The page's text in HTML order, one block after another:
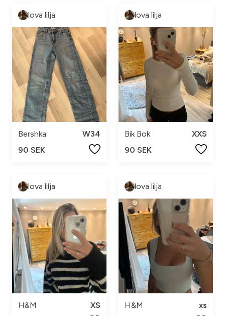
lova lilja
Bershka
W34
90 SEK
lova lilja
Bik Bok
XXS
90 SEK
lova lilja
H&M
XS
lova lilja
H&M
xs